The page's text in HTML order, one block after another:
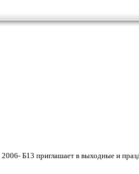
Б13 приглашает в выходные и